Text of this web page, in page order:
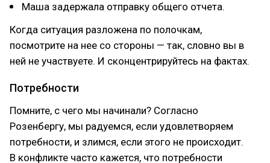
Маша задержала отправку общего отчета.
Когда ситуация разложена по полочкам,
посмотрите на нее со стороны — так, словно вы в
ней не участвуете. И сконцентрируйтесь на фактах.
Потребности
Помните, с чего мы начинали? Согласно
Розенбергу, мы радуемся, если удовлетворяем
потребности, и злимся, если этого не происходит.
В конфликте часто кажется, что потребности